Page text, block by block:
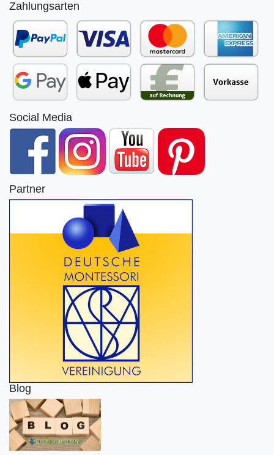
Zahlungsarten
Social Media
Partner
Blog